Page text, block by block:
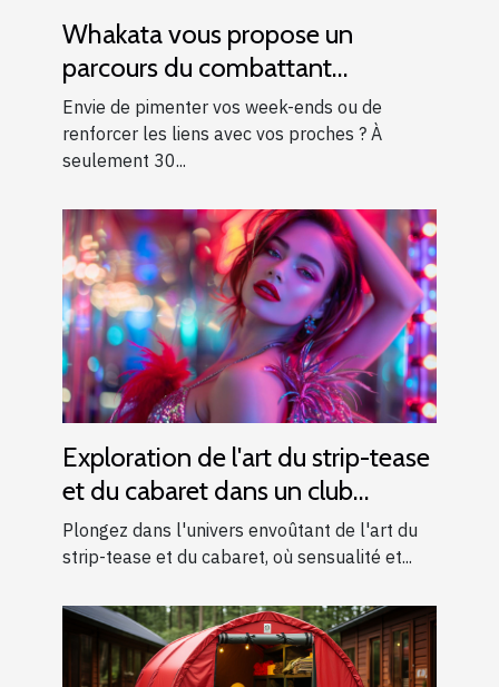
Whakata vous propose un
parcours du combattant
d’exception près d’Aix-en-
Provence !
Envie de pimenter vos week-ends ou de
renforcer les liens avec vos proches ? À
seulement 30...
Exploration de l'art du strip-tease
et du cabaret dans un club
moderne
Plongez dans l'univers envoûtant de l'art du
strip-tease et du cabaret, où sensualité et...